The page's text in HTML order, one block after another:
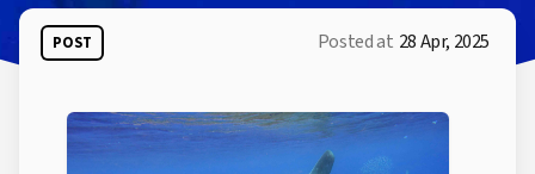
POST Posted at 28 Apr, 2025